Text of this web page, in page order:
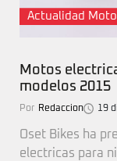
Actualidad
Motos
modelos 2015
Por Redaccion 19
Oset Bikes ha
electricas para